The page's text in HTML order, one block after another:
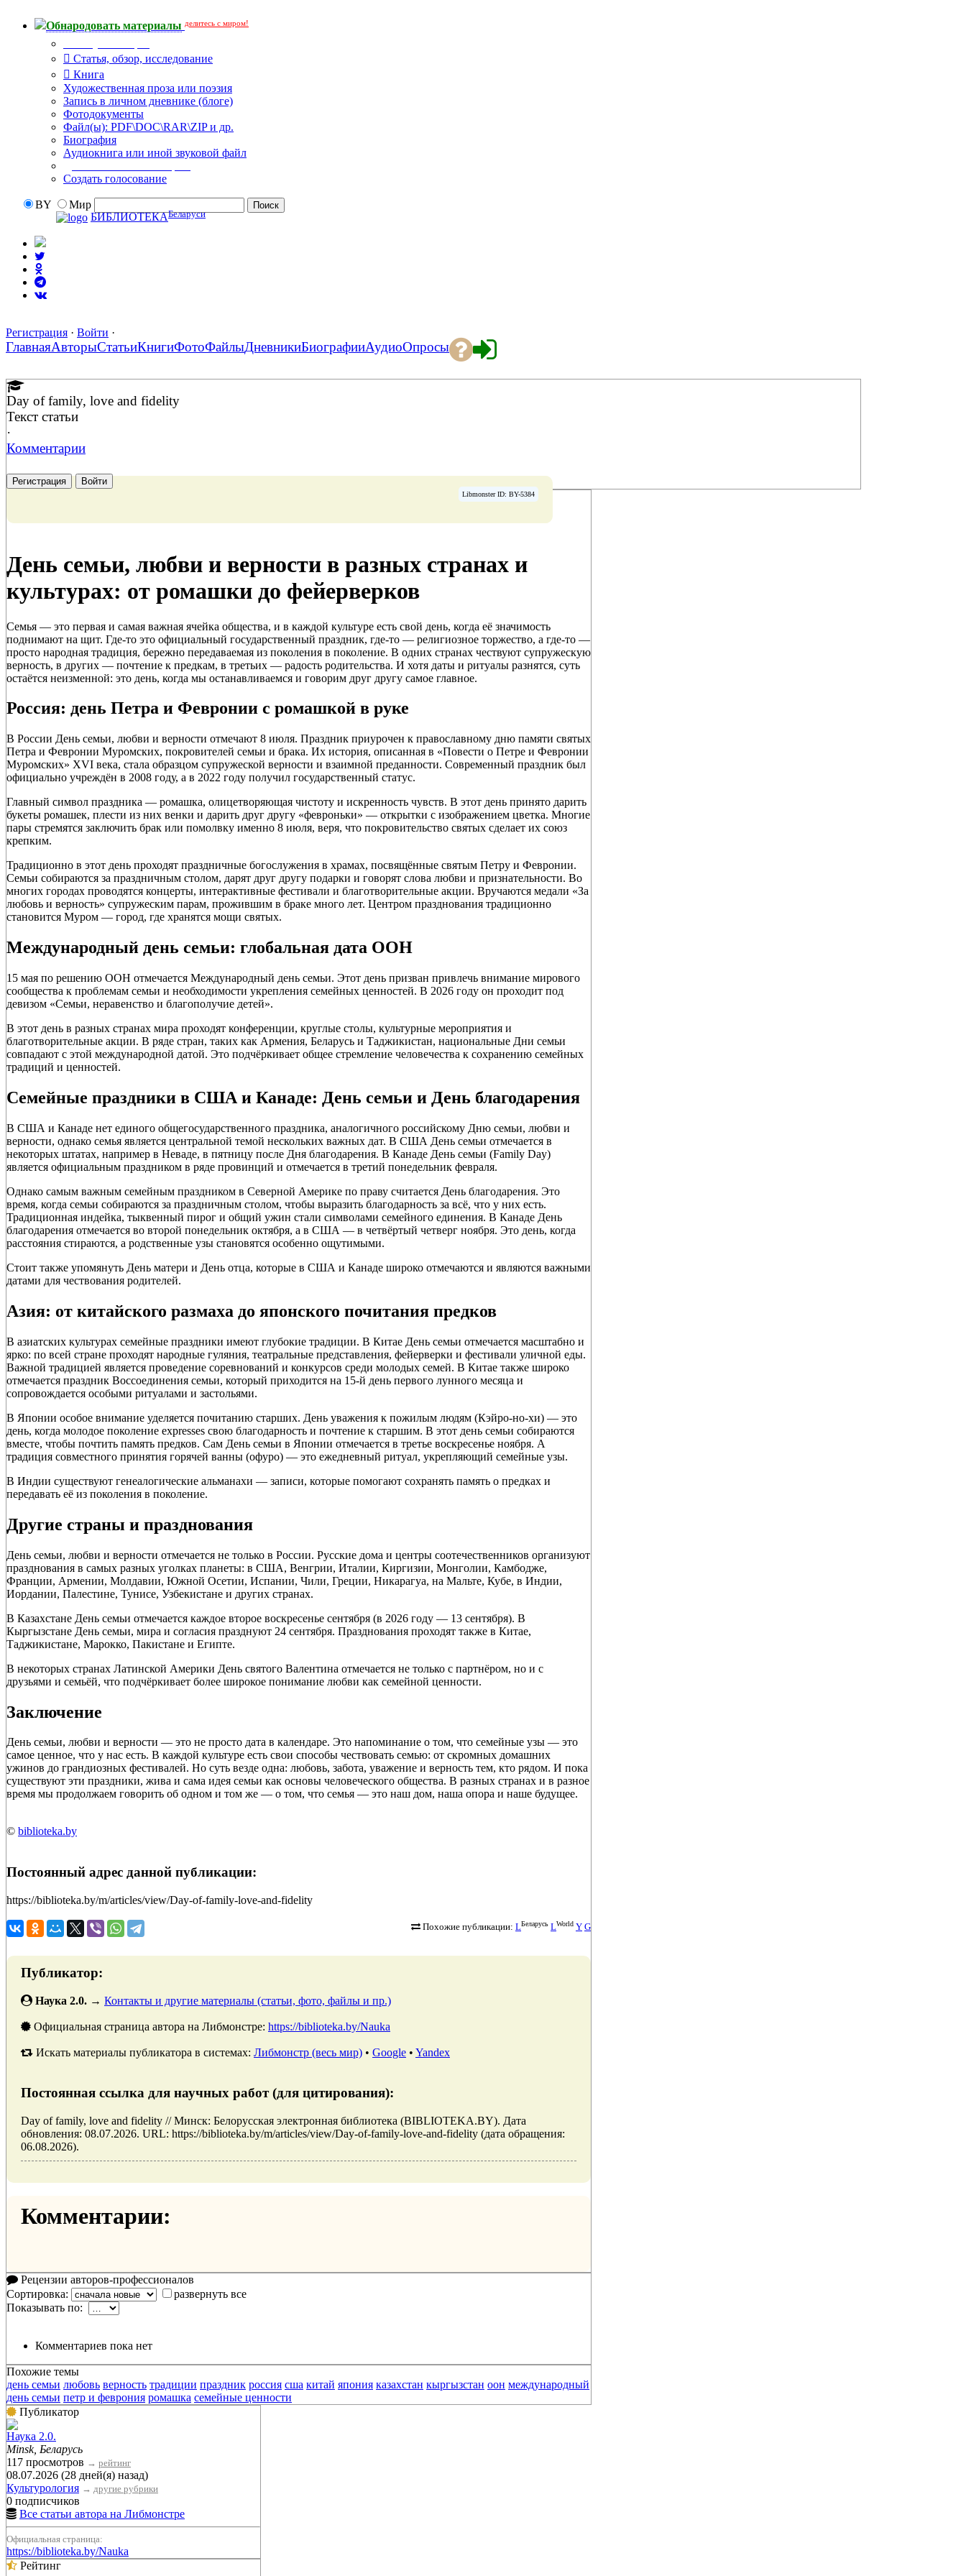
Обнародовать материалы делитесь с миром!
Статья, обзор, исследование
Книга
Художественная проза или поэзия
Запись в личном дневнике (блоге)
Фотодокументы
Файл(ы): PDF\DOC\RAR\ZIP и др.
Биография
Аудиокнига или иной звуковой файл
Создать голосование
BY
Мир
БИБЛИОТЕКАБеларуси
Регистрация · Войти ·
ГлавнаяАвторыСтатьиКнигиФотоФайлыДневникиБиографииАудиоОпросы
Day of family, love and fidelity
Текст статьи
·
Комментарии
Регистрация Войти
Libmonster ID: BY-5384
День семьи, любви и верности в разных странах и
культурах: от ромашки до фейерверков
Семья — это первая и самая важная ячейка общества, и в каждой культуре есть свой день, когда её значимость
поднимают на щит. Где-то это официальный государственный праздник, где-то — религиозное торжество, а где-то —
просто народная традиция, бережно передаваемая из поколения в поколение. В одних странах чествуют супружескую
верность, в других — почтение к предкам, в третьих — радость родительства. И хотя даты и ритуалы разнятся, суть
остаётся неизменной: это день, когда мы останавливаемся и говорим друг другу самое главное.
Россия: день Петра и Февронии с ромашкой в руке
В России День семьи, любви и верности отмечают 8 июля. Праздник приурочен к православному дню памяти святых
Петра и Февронии Муромских, покровителей семьи и брака. Их история, описанная в «Повести о Петре и Февронии
Муромских» XVI века, стала образцом супружеской верности и взаимной преданности. Современный праздник был
официально учреждён в 2008 году, а в 2022 году получил государственный статус.
Главный символ праздника — ромашка, олицетворяющая чистоту и искренность чувств. В этот день принято дарить
букеты ромашек, плести из них венки и дарить друг другу «февроньки» — открытки с изображением цветка. Многие
пары стремятся заключить брак или помолвку именно 8 июля, веря, что покровительство святых сделает их союз
крепким.
Традиционно в этот день проходят праздничные богослужения в храмах, посвящённые святым Петру и Февронии.
Семьи собираются за праздничным столом, дарят друг другу подарки и говорят слова любви и признательности. Во
многих городах проводятся концерты, интерактивные фестивали и благотворительные акции. Вручаются медали «За
любовь и верность» супружеским парам, прожившим в браке много лет. Центром празднования традиционно
становится Муром — город, где хранятся мощи святых.
Международный день семьи: глобальная дата ООН
15 мая по решению ООН отмечается Международный день семьи. Этот день призван привлечь внимание мирового
сообщества к проблемам семьи и необходимости укрепления семейных ценностей. В 2026 году он проходит под
девизом «Семьи, неравенство и благополучие детей».
В этот день в разных странах мира проходят конференции, круглые столы, культурные мероприятия и
благотворительные акции. В ряде стран, таких как Армения, Беларусь и Таджикистан, национальные Дни семьи
совпадают с этой международной датой. Это подчёркивает общее стремление человечества к сохранению семейных
традиций и ценностей.
Семейные праздники в США и Канаде: День семьи и День благодарения
В США и Канаде нет единого общегосударственного праздника, аналогичного российскому Дню семьи, любви и
верности, однако семья является центральной темой нескольких важных дат. В США День семьи отмечается в
некоторых штатах, например в Неваде, в пятницу после Дня благодарения. В Канаде День семьи (Family Day)
является официальным праздником в ряде провинций и отмечается в третий понедельник февраля.
Однако самым важным семейным праздником в Северной Америке по праву считается День благодарения. Это
время, когда семьи собираются за праздничным столом, чтобы выразить благодарность за всё, что у них есть.
Традиционная индейка, тыквенный пирог и общий ужин стали символами семейного единения. В Канаде День
благодарения отмечается во второй понедельник октября, а в США — в четвёртый четверг ноября. Это день, когда
расстояния стираются, а родственные узы становятся особенно ощутимыми.
Стоит также упомянуть День матери и День отца, которые в США и Канаде широко отмечаются и являются важными
датами для чествования родителей.
Азия: от китайского размаха до японского почитания предков
В азиатских культурах семейные праздники имеют глубокие традиции. В Китае День семьи отмечается масштабно и
ярко: по всей стране проходят народные гуляния, театральные представления, фейерверки и фестивали уличной еды.
Важной традицией является проведение соревнований и конкурсов среди молодых семей. В Китае также широко
отмечается праздник Воссоединения семьи, который приходится на 15-й день первого лунного месяца и
сопровождается особыми ритуалами и застольями.
В Японии особое внимание уделяется почитанию старших. День уважения к пожилым людям (Кэйро-но-хи) — это
день, когда молодое поколение expresses свою благодарность и почтение к старшим. В этот день семьи собираются
вместе, чтобы почтить память предков. Сам День семьи в Японии отмечается в третье воскресенье ноября. А
традиция совместного принятия горячей ванны (офуро) — это ежедневный ритуал, укрепляющий семейные узы.
В Индии существуют генеалогические альманахи — записи, которые помогают сохранять память о предках и
передавать её из поколения в поколение.
Другие страны и празднования
День семьи, любви и верности отмечается не только в России. Русские дома и центры соотечественников организуют
празднования в самых разных уголках планеты: в США, Венгрии, Италии, Киргизии, Монголии, Камбодже,
Франции, Армении, Молдавии, Южной Осетии, Испании, Чили, Греции, Никарагуа, на Мальте, Кубе, в Индии,
Иордании, Палестине, Тунисе, Узбекистане и других странах.
В Казахстане День семьи отмечается каждое второе воскресенье сентября (в 2026 году — 13 сентября). В
Кыргызстане День семьи, мира и согласия празднуют 24 сентября. Празднования проходят также в Китае,
Таджикистане, Марокко, Пакистане и Египте.
В некоторых странах Латинской Америки День святого Валентина отмечается не только с партнёром, но и с
друзьями и семьёй, что подчёркивает более широкое понимание любви как семейной ценности.
Заключение
День семьи, любви и верности — это не просто дата в календаре. Это напоминание о том, что семейные узы — это
самое ценное, что у нас есть. В каждой культуре есть свои способы чествовать семью: от скромных домашних
ужинов до грандиозных фестивалей. Но суть везде одна: любовь, забота, уважение и верность тем, кто рядом. И пока
существуют эти праздники, жива и сама идея семьи как основы человеческого общества. В разных странах и в разное
время мы продолжаем говорить об одном и том же — о том, что семья — это наш дом, наша опора и наше будущее.
© biblioteka.by
Постоянный адрес данной публикации:
https://biblioteka.by/m/articles/view/Day-of-family-love-and-fidelity
Похожие публикации: LБеларусь LWorld Y G
Публикатор:
Наука 2.0. → Контакты и другие материалы (статьи, фото, файлы и пр.)
Официальная страница автора на Либмонстре: https://biblioteka.by/Nauka
Искать материалы публикатора в системах: Либмонстр (весь мир) • Google • Yandex
Постоянная ссылка для научных работ (для цитирования):
Day of family, love and fidelity // Минск: Белорусская электронная библиотека (BIBLIOTEKA.BY). Дата
обновления: 08.07.2026. URL: https://biblioteka.by/m/articles/view/Day-of-family-love-and-fidelity (дата обращения:
06.08.2026).
Комментарии:
Рецензии авторов-профессионалов
Сортировка:
развернуть все
Показывать по:
Комментариев пока нет
Похожие темы
день семьи любовь верность традиции праздник россия сша китай япония казахстан кыргызстан оон международный
день семьи петр и феврония ромашка семейные ценности
Публикатор
Наука 2.0.
Minsk, Беларусь
117 просмотров → рейтинг
08.07.2026 (28 дней(я) назад)
Культурология → другие рубрики
0 подписчиков
Все статьи автора на Либмонстре
Официальная страница:
https://biblioteka.by/Nauka
Рейтинг